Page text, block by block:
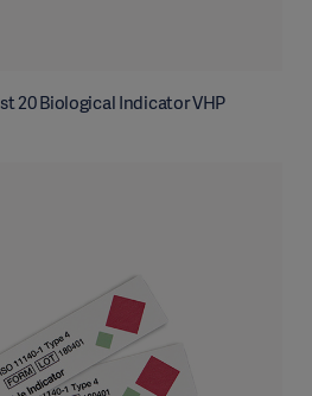
20 Biological Indicator VHP